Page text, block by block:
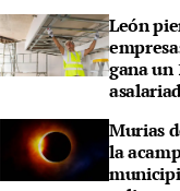
León
gana un
Murias
la